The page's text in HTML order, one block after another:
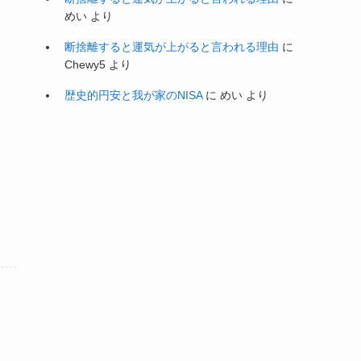
めい より
断捨離すると運気が上がると言われる理由 に
Chewy5 より
歴史的円安と我が家のNISAに めい より